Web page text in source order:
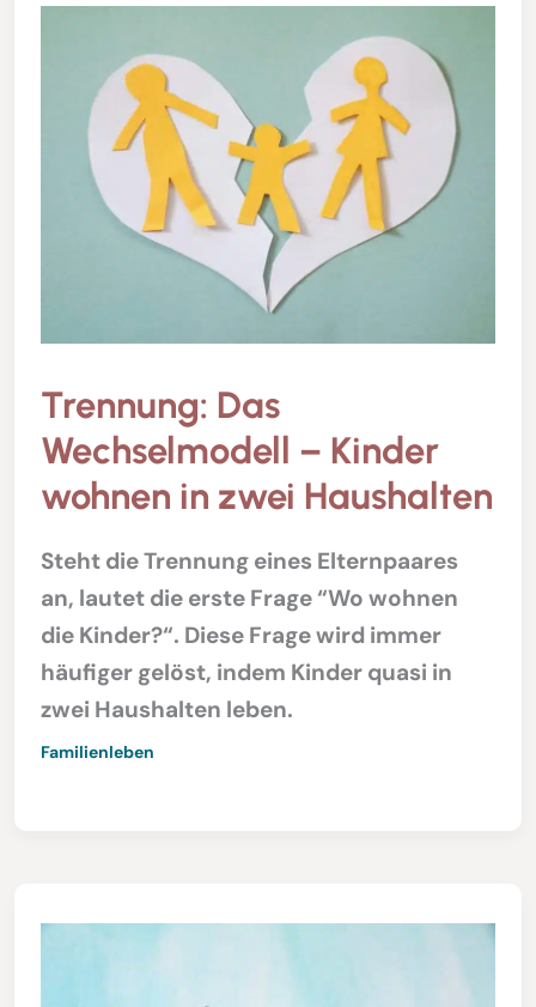
Trennung: Das
Wechselmodell – Kinder
wohnen in zwei Haushalten
Steht die Trennung eines Elternpaares
an, lautet die erste Frage “Wo wohnen
die Kinder?“. Diese Frage wird immer
häufiger gelöst, indem Kinder quasi in
zwei Haushalten leben.
Familienleben